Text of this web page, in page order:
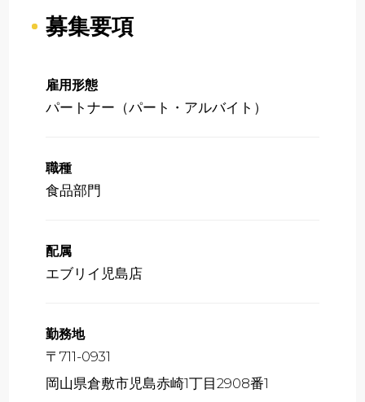
募集要項
雇用形態
パートナー（パート・アルバイト）
職種
食品部門
配属
エブリイ児島店
勤務地
〒711-0931
岡山県倉敷市児島赤崎1丁目2908番1